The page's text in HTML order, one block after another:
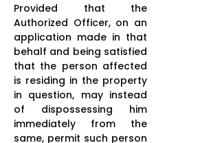
Provided that the
Authorized Officer, on an
application made in that
behalf and being satisfied
that the person affected
is residing in the property
in question, may instead
of dispossessing him
immediately from the
same, permit such person